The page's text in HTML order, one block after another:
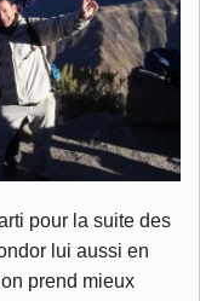
pour la suite des
lui aussi en
prend mieux